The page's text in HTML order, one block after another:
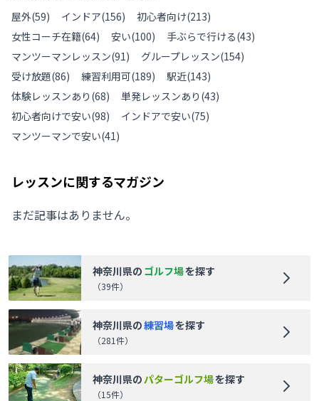
屋外(59) インドア(156) 初心者向け(213)
女性コーチ在籍(64) 安い(100) 手ぶらで行ける(43)
マンツーマンレッスン(91) グループレッスン(154)
受け放題(86) 練習利用可(189) 駅近(143)
体験レッスンあり (68) 単発レッスンあり (43)
初心者向けで安い(98) インドアで安い(75)
マンツーマンで安い(41)
レッスンに関するマガジン
まだ記事はありません。
神奈川県の ゴルフ場を探す
（39件）
神奈川県の練習場を探す
（281件）
神奈川県のパターゴルフ場を探す
（15件）